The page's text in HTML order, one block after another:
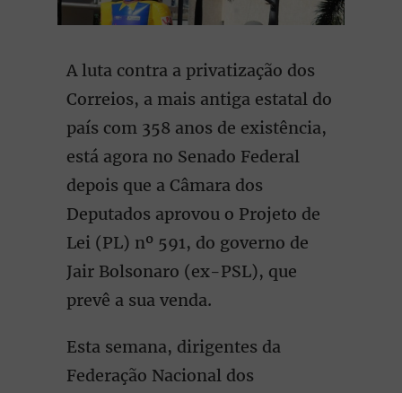
A luta contra a privatização dos
Correios, a mais antiga estatal do
país com 358 anos de existência,
está agora no Senado Federal
depois que a Câmara dos
Deputados aprovou o Projeto de
Lei (PL) nº 591, do governo de
Jair Bolsonaro (ex-PSL), que
prevê a sua venda.
Esta semana, dirigentes da
Federação Nacional dos